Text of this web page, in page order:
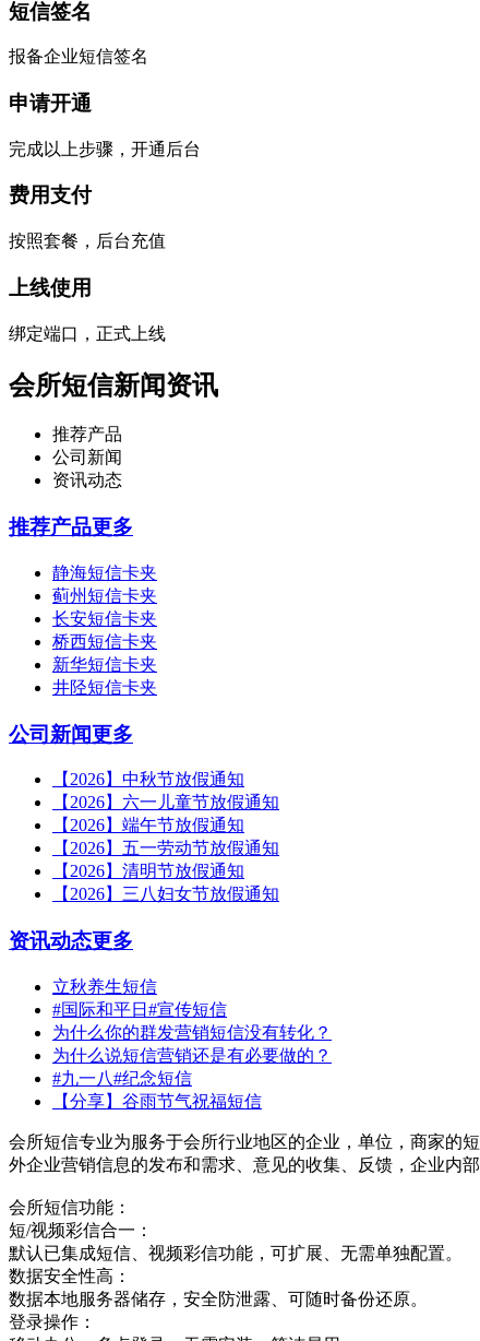
短信签名
报备企业短信签名
申请开通
完成以上步骤，开通后台
费用支付
按照套餐，后台充值
上线使用
绑定端口，正式上线
会所短信新闻资讯
推荐产品
公司新闻
资讯动态
推荐产品更多
静海短信卡夹
蓟州短信卡夹
长安短信卡夹
桥西短信卡夹
新华短信卡夹
井陉短信卡夹
公司新闻更多
【2026】中秋节放假通知
【2026】六一儿童节放假通知
【2026】端午节放假通知
【2026】五一劳动节放假通知
【2026】清明节放假通知
【2026】三八妇女节放假通知
资讯动态更多
立秋养生短信
#国际和平日#宣传短信
为什么你的群发营销短信没有转化？
为什么说短信营销还是有必要做的？
#九一八#纪念短信
【分享】谷雨节气祝福短信
会所短信专业为服务于会所行业地区的企业，单位，商家的
外企业营销信息的发布和需求、意见的收集、反馈，企业内
会所短信功能：
短/视频彩信合一：
默认已集成短信、视频彩信功能，可扩展、无需单独配置。
数据安全性高：
数据本地服务器储存，安全防泄露、可随时备份还原。
登录操作：